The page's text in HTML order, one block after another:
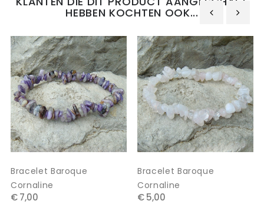
HEBBEN KOCHTEN OOK...
Bracelet Baroque
Cornaline
€ 7,00
Bracelet Baroque
Cornaline
€ 5,00
‹ ›